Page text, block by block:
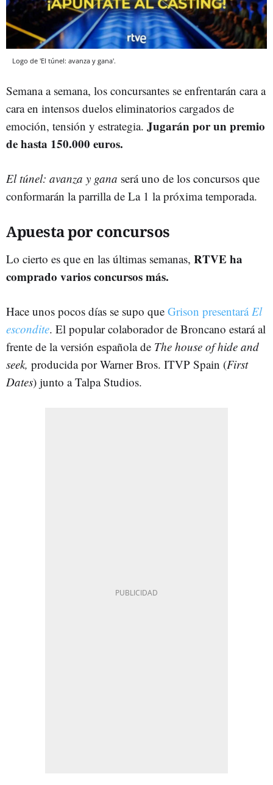
Logo de 'El túnel: avanza y gana'.
Semana a semana, los concursantes se enfrentarán cara a
cara en intensos duelos eliminatorios cargados de
emoción, tensión y estrategia. Jugarán por un premio
de hasta 150.000 euros.
El túnel: avanza y gana será uno de los concursos que
conformarán la parrilla de La 1 la próxima temporada.
Apuesta por concursos
Lo cierto es que en las últimas semanas, RTVE ha
comprado varios concursos más.
Hace unos pocos días se supo que Grison presentará El
escondite. El popular colaborador de Broncano estará al
frente de la versión española de The house of hide and
seek, producida por Warner Bros. ITVP Spain (First
Dates) junto a Talpa Studios.